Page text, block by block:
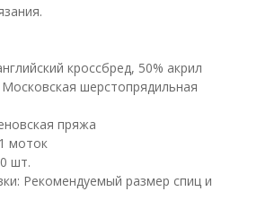
кроссбред, 50% акрил
шерстопрядильная
пряжа
моток
шт.
Рекомендуемый размер спиц и